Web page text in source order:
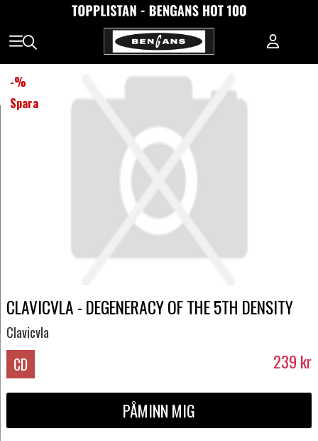
-%
Spara
CLAVICVLA - DEGENERACY OF THE 5TH DENSITY
Clavicvla
CD 239 kr
PÅMINN MIG